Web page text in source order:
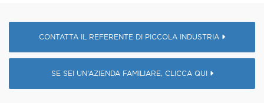
CONTATTA IL REFERENTE DI PICCOLA INDUSTRIA
SE SEI UN’AZIENDA FAMILIARE, CLICCA QUI